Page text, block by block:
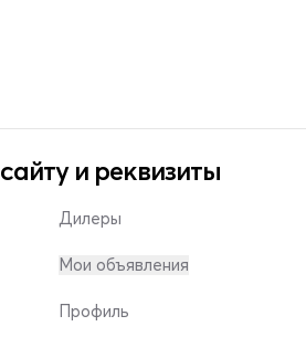
и реквизиты
Дилеры
Мои объявления
Профиль